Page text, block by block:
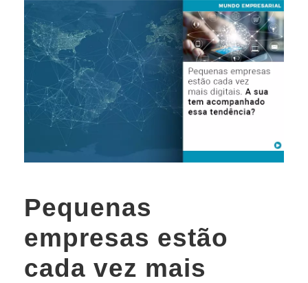
Pequenas
empresas estão
cada vez mais